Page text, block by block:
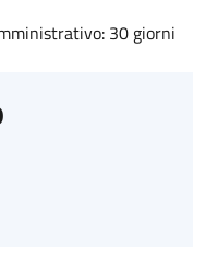
30 giorni